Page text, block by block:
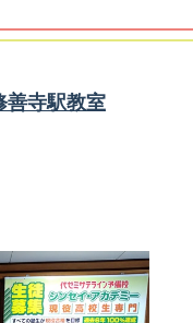
善寺駅教室